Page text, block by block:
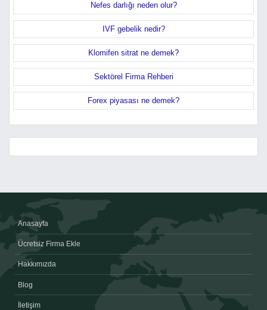
Nefes darlığı neden olur?
IVF gebelik nedir?
Klomifen sitrat ne demek?
Sektörel Firma Rehberi
Forex piyasası ne demek?
Anasayfa
Ücretsiz Firma Ekle
Hakkımızda
Blog
İletişim